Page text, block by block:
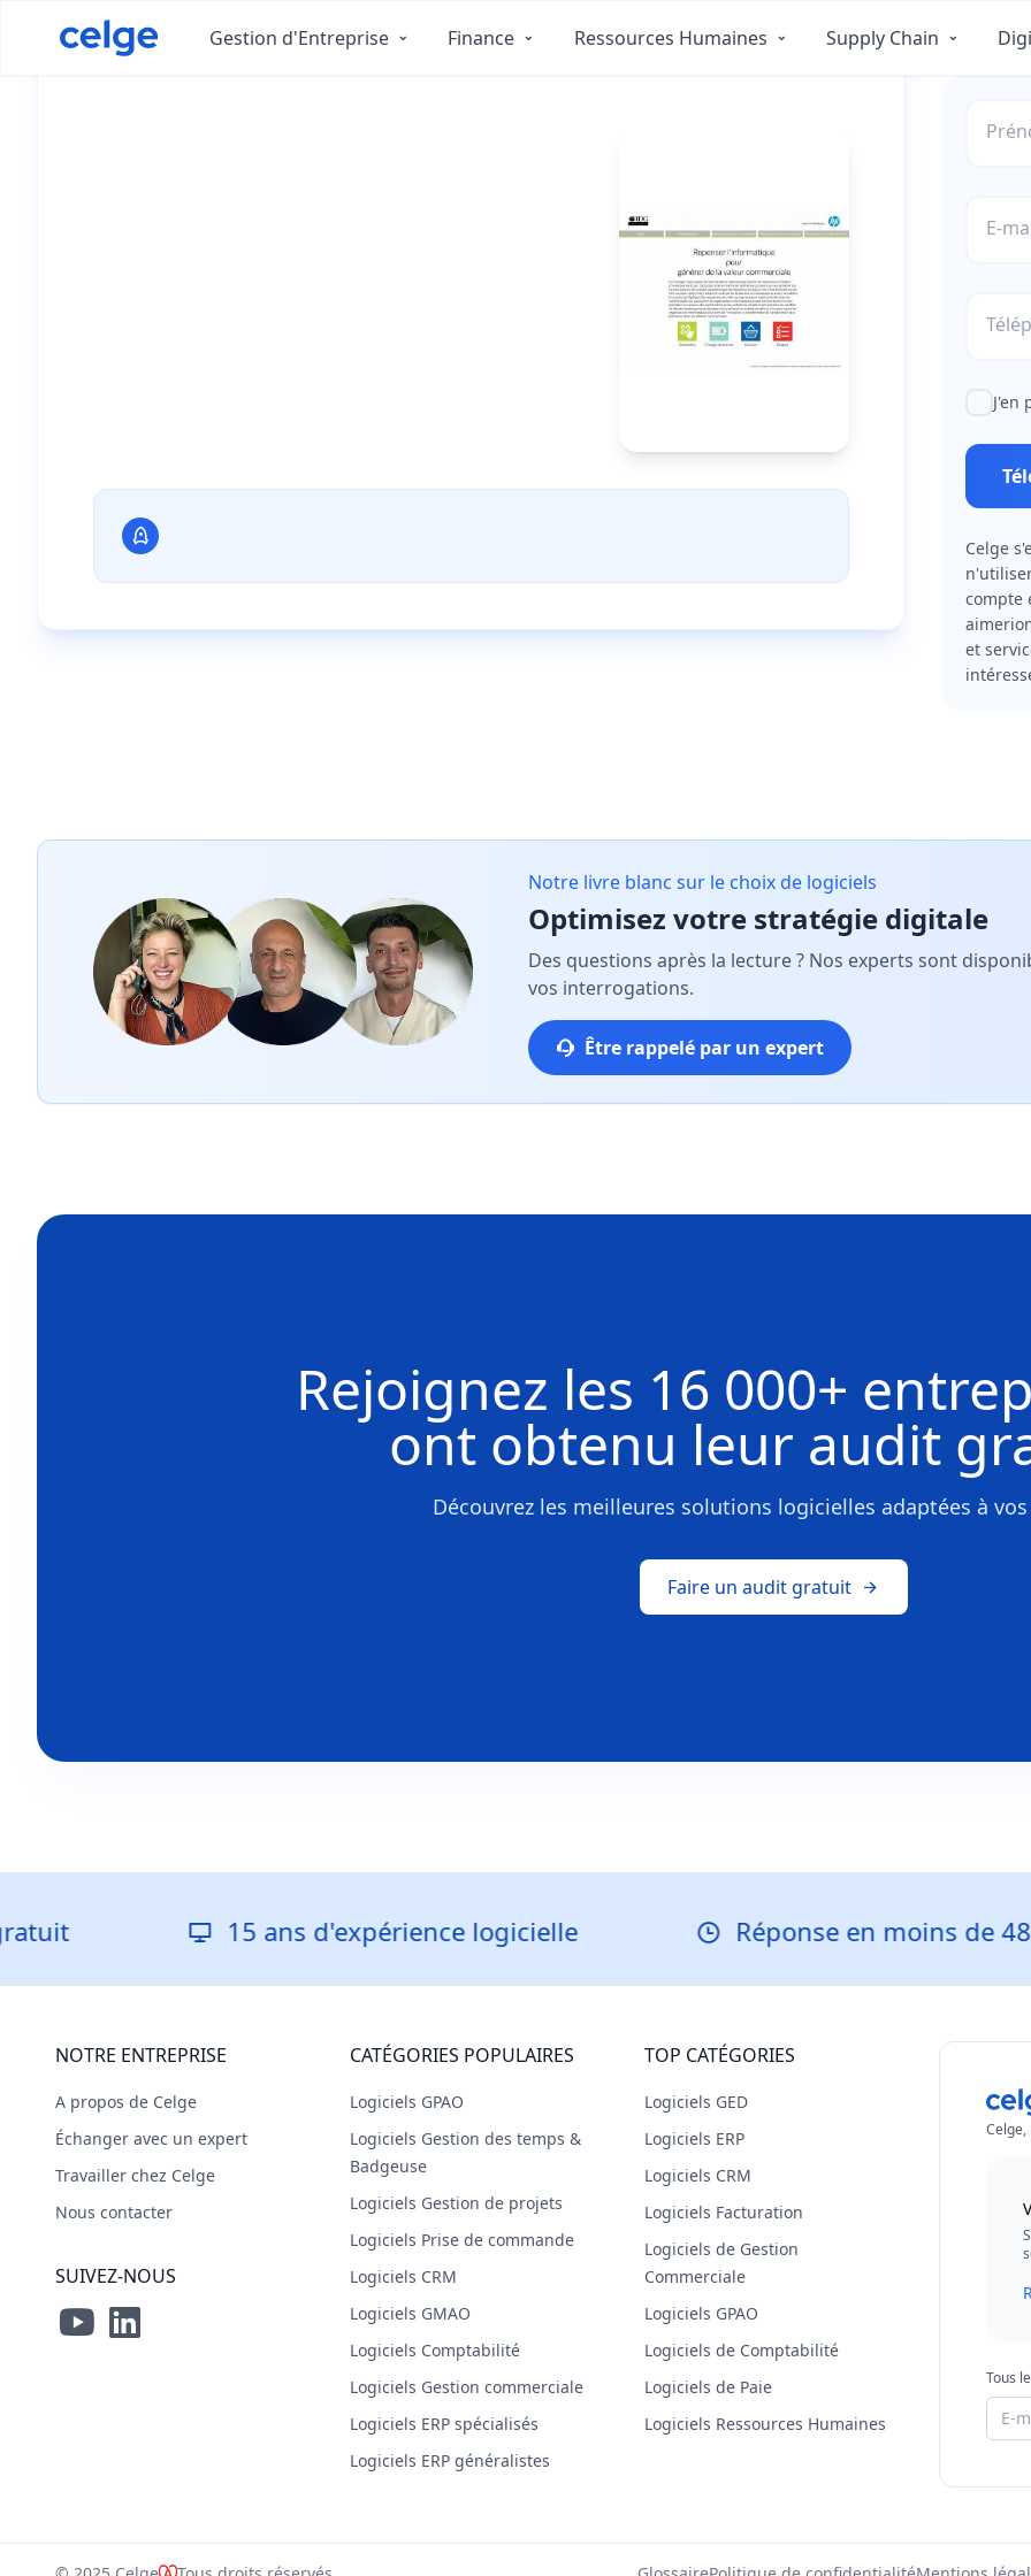
Gestion d'Entreprise Finance Ressources Humaines Supply Chain
croissance
E-
J'en
Celge
compte
et
Notre livre blanc sur le choix de logiciels
Optimisez votre stratégie digitale
Des questions après la lecture ? Nos experts sont
vos interrogations.
Être rappelé par un expert
Rejoignez les 16 000+
ont obtenu leur audit
Découvrez les meilleures solutions logicielles adaptées à
Faire un audit gratuit
15 ans d'expérience logicielle Réponse en moins de 48
NOTRE ENTREPRISE
A propos de Celge
Échanger avec un expert
Travailler chez Celge
Nous contacter
SUIVEZ-NOUS
CATÉGORIES POPULAIRES
Logiciels GPAO
Logiciels Gestion des temps &
Badgeuse
Logiciels Gestion de projets
Logiciels Prise de commande
Logiciels CRM
Logiciels GMAO
Logiciels Comptabilité
Logiciels Gestion commerciale
Logiciels ERP spécialisés
Logiciels ERP généralistes
TOP CATÉGORIES
Logiciels GED
Logiciels ERP
Logiciels CRM
Logiciels Facturation
Logiciels de Gestion
Commerciale
Logiciels GPAO
Logiciels de Comptabilité
Logiciels de Paie
Logiciels Ressources Humaines
Tous